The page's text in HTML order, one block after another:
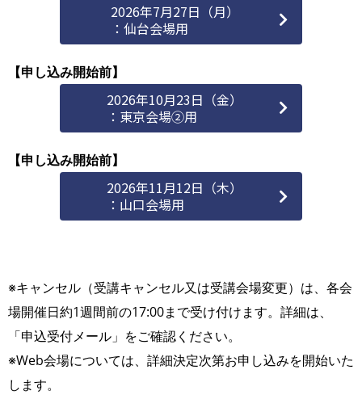
2026年7月27日（月）
：仙台会場用
【申し込み開始前】
2026年10月23日（金）
：東京会場②用
【申し込み開始前】
2026年11月12日（木）
：山口会場用
※キャンセル（受講キャンセル又は受講会場変更）は、各会
場開催日約1週間前の17:00まで受け付けます。詳細は、
「申込受付メール」をご確認ください。
※Web会場については、詳細決定次第お申し込みを開始いた
します。